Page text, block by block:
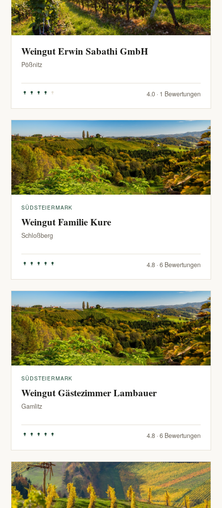
Weingut Erwin Sabathi GmbH
Pößnitz
4.0 · 1 Bewertungen
SÜDSTEIERMARK
Weingut Familie Kure
Schloßberg
4.8 · 6 Bewertungen
SÜDSTEIERMARK
Weingut Gästezimmer Lambauer
Gamlitz
4.8 · 6 Bewertungen